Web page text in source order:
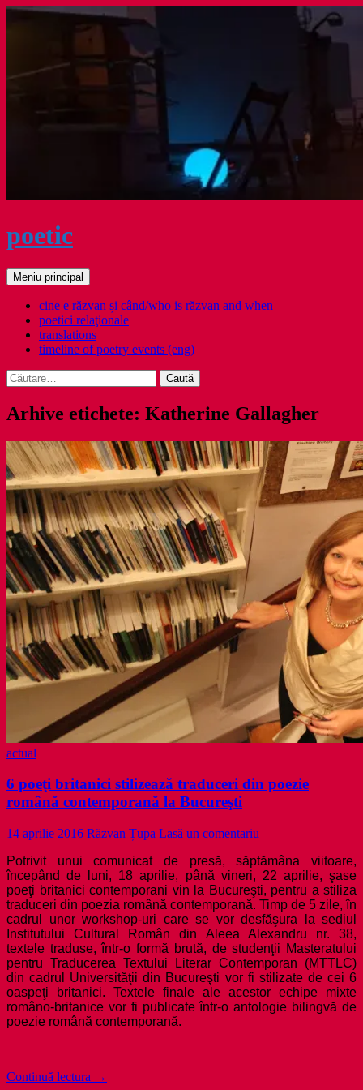
Sari
poetic
Caută
Meniu principal
cine e răzvan și când/who is răzvan and when
poetici relaţionale
translations
timeline of poetry events (eng)
Caută
după:
Arhive etichete: Katherine Gallagher
actual
6 poeţi britanici stilizează traduceri din poezie
română contemporană la Bucureşti
14 aprilie 2016 Răzvan Țupa Lasă un comentariu
Potrivit unui comunicat de presă, săptămâna viitoare,
începând de luni, 18 aprilie, până vineri, 22 aprilie, şase
poeţi britanici contemporani vin la Bucureşti, pentru a stiliza
traduceri din poezia română contemporană. Timp de 5 zile, în
cadrul unor workshop-uri care se vor desfăşura la sediul
Institutului Cultural Român din Aleea Alexandru nr. 38,
textele traduse, într-o formă brută, de studenţii Masteratului
pentru Traducerea Textului Literar Contemporan (MTTLC)
din cadrul Universităţii din Bucureşti vor fi stilizate de cei 6
oaspeţi britanici. Textele finale ale acestor echipe mixte
româno-britanice vor fi publicate într-o antologie bilingvă de
poezie română contemporană.
Continuă lectura 6→